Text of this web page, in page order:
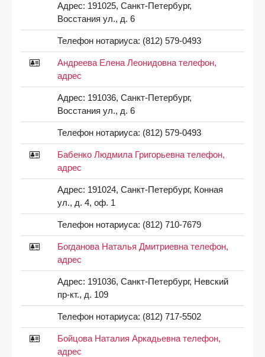
Адрес: 191025, Санкт-Петербург,
Восстания ул., д. 6
Телефон нотариуса: (812) 579-0493
Андреева Елена Леонидовна телефон,
адрес
Адрес: 191036, Санкт-Петербург,
Восстания ул., д. 6
Телефон нотариуса: (812) 579-0493
Бабенко Людмила Григорьевна телефон,
адрес
Адрес: 191024, Санкт-Петербург, Конная
ул., д. 4, оф. 1
Телефон нотариуса: (812) 710-7679
Богданова Наталья Дмитриевна телефон,
адрес
Адрес: 191036, Санкт-Петербург, Невский
пр-кт., д. 109
Телефон нотариуса: (812) 717-5502
Бойцова Наталия Аркадьевна телефон,
адрес